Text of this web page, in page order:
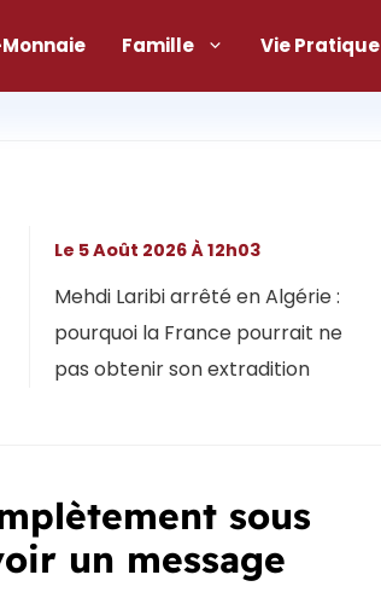
Famille Vie Pratique
Mehdi Laribi arrêté en Algérie :
pourquoi la France pourrait ne
pas obtenir son extradition
Le 5 Août 2026 À 12h03
sous
un message